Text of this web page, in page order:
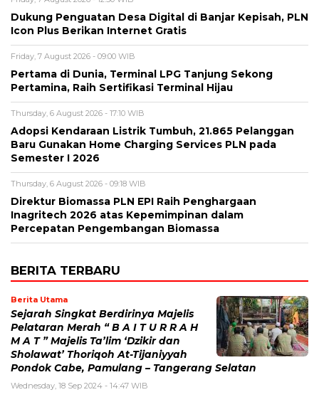
Dukung Penguatan Desa Digital di Banjar Kepisah, PLN
Icon Plus Berikan Internet Gratis
Friday, 7 August 2026 - 09:00 WIB
Pertama di Dunia, Terminal LPG Tanjung Sekong
Pertamina, Raih Sertifikasi Terminal Hijau
Thursday, 6 August 2026 - 17:10 WIB
Adopsi Kendaraan Listrik Tumbuh, 21.865 Pelanggan
Baru Gunakan Home Charging Services PLN pada
Semester I 2026
Thursday, 6 August 2026 - 09:18 WIB
Direktur Biomassa PLN EPI Raih Penghargaan
Inagritech 2026 atas Kepemimpinan dalam
Percepatan Pengembangan Biomassa
BERITA TERBARU
Berita Utama
Sejarah Singkat Berdirinya Majelis
Pelataran Merah “ B A I T U R R A H
M A T ” Majelis Ta’lim ‘Dzikir dan
Sholawat’ Thoriqoh At-Tijaniyyah
Pondok Cabe, Pamulang – Tangerang Selatan
Wednesday, 18 Sep 2024 - 14:47 WIB